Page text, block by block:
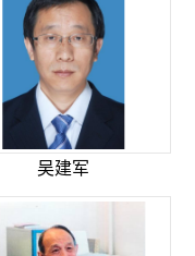
吴建军